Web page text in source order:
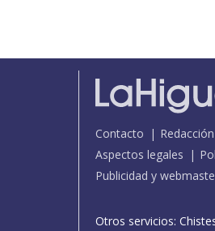
Contacto Redacción
Aspectos legales
Publicidad y
Otros servicios: